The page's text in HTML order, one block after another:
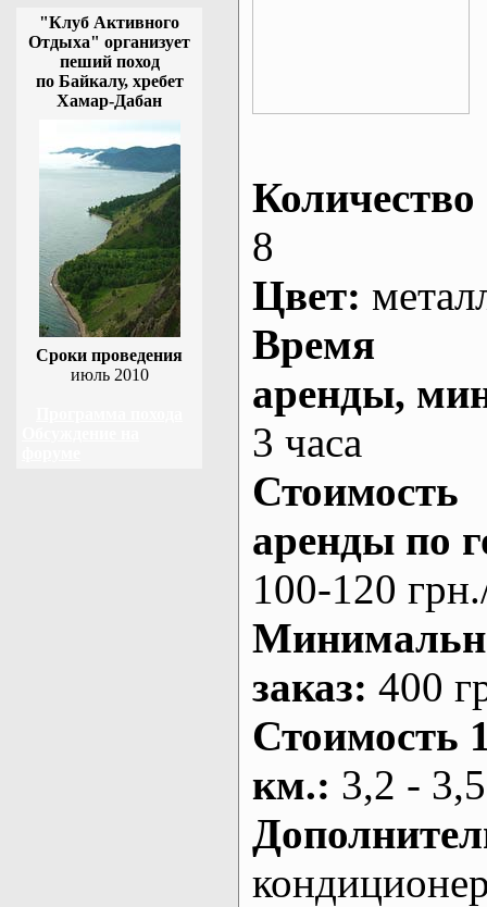
"Клуб Активного
Отдыха" организует
пеший поход
по Байкалу, хребет
Хамар-Дабан
Сроки проведения
июль 2010
Количество
8
Цвет:
Время
аренды,
3 часа
Стоимость
аренды по
100-120
заказ: 400
Стоимость
км.: 3,2 -